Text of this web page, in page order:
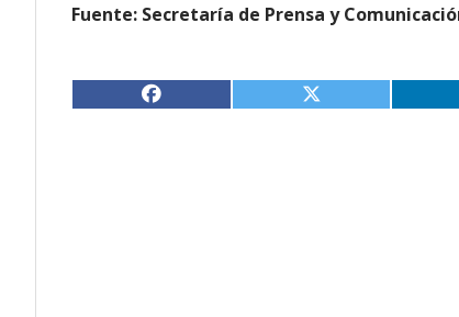
Fuente: Secretaría de Prensa y